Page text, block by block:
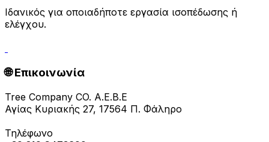
Ιδανικός για οποιαδήποτε εργασία ισοπέδωσης ή
ελέγχου.
🌐 Επικοινωνία
Tree Company CO. A.E.B.E
Αγίας Κυριακής 27, 17564 Π. Φάληρο
Τηλέφωνο